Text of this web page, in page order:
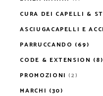
CURA DEI CAPELLI &
ASCIUGACAPELLI E
PARRUCCANDO (69)
CODE & EXTENSION (8)
PROMOZIONI (2)
MARCHI (30)